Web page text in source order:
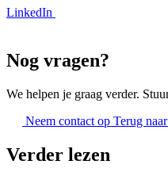
LinkedIn
Nog vragen?
We helpen je graag verder.
Neem contact op Terug
Verder lezen